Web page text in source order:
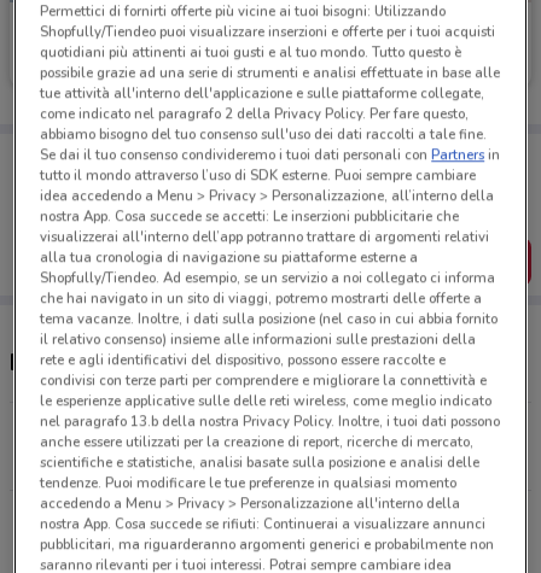
Ferplast
Scade il 31/12 1.6 km
Ferplast
Scade il 31/12 1.6 km
Porta DoveConviene sempre con te!
Puoi trovare le migliori offerte dei negozi vicino a te,
salvarle e creare la tua lista del risparmio, comodamente
dal tuo cellulare.
SCARICA L’APP
Negozi Ferplast nelle vicinanze
PIAZZA MADONNA DEL CENACOLO, 9 Roma
1.6 km
VIA ROCCARASO, 7C Roma
1.7 km
Permettici di fornirti offerte più vicine ai tuoi bisogni: Utilizzando
Shopfully/Tiendeo puoi visualizzare inserzioni e offerte per i tuoi acquisti
quotidiani più attinenti ai tuoi gusti e al tuo mondo. Tutto questo è
possibile grazie ad una serie di strumenti e analisi effettuate in base alle
tue attività all'interno dell'applicazione e sulle piattaforme collegate,
come indicato nel paragrafo 2 della Privacy Policy. Per fare questo,
abbiamo bisogno del tuo consenso sull'uso dei dati raccolti a tale fine.
Se dai il tuo consenso condivideremo i tuoi dati personali conPartnersin
tutto il mondo attraverso l’uso di SDK esterne. Puoi sempre cambiare
idea accedendo a Menu > Privacy > Personalizzazione, all’interno della
nostra App. Cosa succede se accetti: Le inserzioni pubblicitarie che
visualizzerai all'interno dell’app potranno trattare di argomenti relativi
alla tua cronologia di navigazione su piattaforme esterne a
Shopfully/Tiendeo. Ad esempio, se un servizio a noi collegato ci informa
che hai navigato in un sito di viaggi, potremo mostrarti delle offerte a
tema vacanze. Inoltre, i dati sulla posizione (nel caso in cui abbia fornito
il relativo consenso) insieme alle informazioni sulle prestazioni della
rete e agli identificativi del dispositivo, possono essere raccolte e
condivisi con terze parti per comprendere e migliorare la connettività e
le esperienze applicative sulle delle reti wireless, come meglio indicato
nel paragrafo 13.b della nostra Privacy Policy. Inoltre, i tuoi dati possono
anche essere utilizzati per la creazione di report, ricerche di mercato,
scientifiche e statistiche, analisi basate sulla posizione e analisi delle
tendenze. Puoi modificare le tue preferenze in qualsiasi momento
accedendo a Menu > Privacy > Personalizzazione all'interno della
nostra App. Cosa succede se rifiuti: Continuerai a visualizzare annunci
pubblicitari, ma riguarderanno argomenti generici e probabilmente non
saranno rilevanti per i tuoi interessi. Potrai sempre cambiare idea